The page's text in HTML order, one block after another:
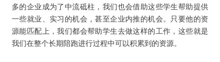
多的企业成为了中流砥柱，我们也会借助这些学生帮助提供
一些就业、实习的机会，甚至企业内推的机会。只要他的资
源能匹配上，我们都会帮助学生去做这样的工作，这些就是
我们在整个长期陪跑进行过程中可以积累到的资源。